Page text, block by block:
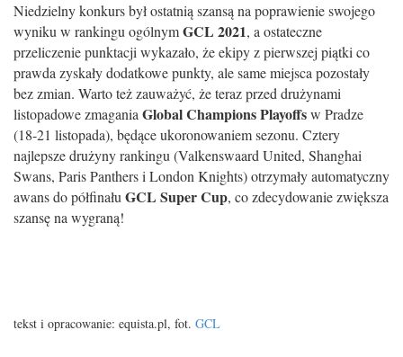
Niedzielny konkurs był ostatnią szansą na poprawienie swojego
wyniku w rankingu ogólnymGCL 2021, a ostateczne
przeliczenie punktacji wykazało, że ekipy z pierwszej piątki co
prawda zyskały dodatkowe punkty, ale same miejsca pozostały
bez zmian. Warto też zauważyć, że teraz przed drużynami
listopadowe zmagania Global Champions Playoffsw Pradze
(18-21 listopada), będące ukoronowaniem sezonu. Cztery
najlepsze drużyny rankingu (Valkenswaard United, Shanghai
Swans, Paris Panthers i London Knights) otrzymały automatyczny
awans do półfinału GCL Super Cup, co zdecydowanie zwiększa
szansę na wygraną!
tekst i opracowanie: equista.pl, fot. GCL